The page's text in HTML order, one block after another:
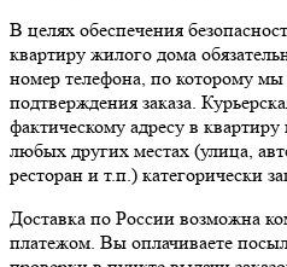
В целях обеспечения
квартиру жилого дома
номер телефона, по которому мы
подтверждения заказа.
фактическому адресу в
любых других местах (улица,
ресторан и т.п.) категорически
Доставка по России возможна
платежом. Вы оплачиваете